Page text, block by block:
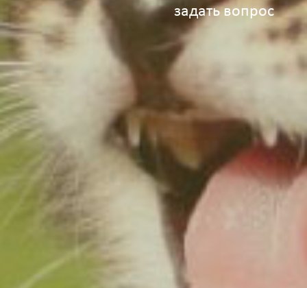
задать вопрос